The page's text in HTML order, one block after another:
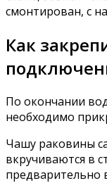
смонтирован, с
Как
По окончании
необходимо
Чашу раковины
вкручиваются в
предварительно